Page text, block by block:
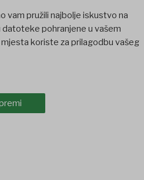
vam pružili najbolje iskustvo na
datoteke pohranjene u vašem
koriste za prilagodbu vašeg